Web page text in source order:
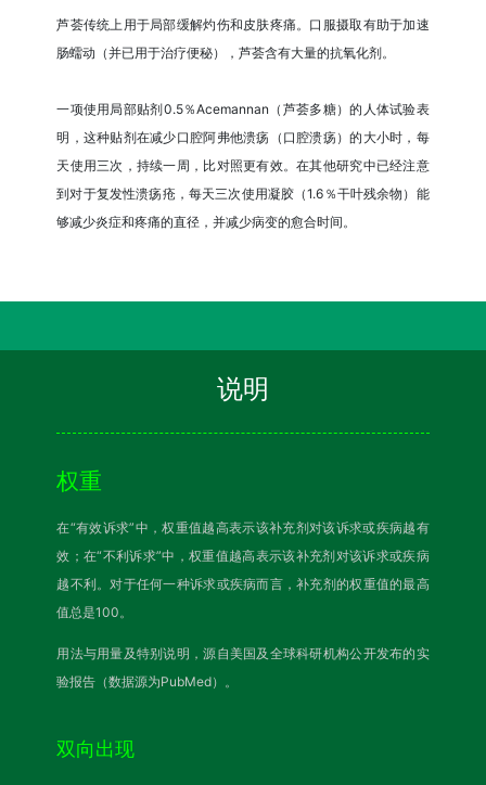
芦荟传统上用于局部缓解灼伤和皮肤疼痛。口服摄取有助于加速
肠蠕动（并已用于治疗便秘），芦荟含有大量的抗氧化剂。
一项使用局部贴剂0.5％Acemannan（芦荟多糖）的人体试验表
明，这种贴剂在减少口腔阿弗他溃疡（口腔溃疡）的大小时，每
天使用三次，持续一周，比对照更有效。在其他研究中已经注意
到对于复发性溃疡疮，每天三次使用凝胶（1.6％干叶残余物）能
够减少炎症和疼痛的直径，并减少病变的愈合时间。
说明
权重
在“有效诉求”中，权重值越高表示该补充剂对该诉求或疾病越有
效；在“不利诉求”中，权重值越高表示该补充剂对该诉求或疾病
越不利。对于任何一种诉求或疾病而言，补充剂的权重值的最高
值总是100。
用法与用量及特别说明，源自美国及全球科研机构公开发布的实
验报告（数据源为PubMed）。
双向出现